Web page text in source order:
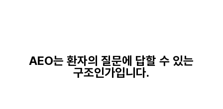
AEO는 환자의 질문에 답할 수 있는
구조인가입니다.